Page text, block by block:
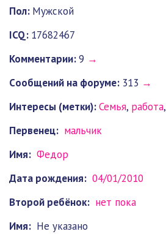
Пол: Мужской
ICQ: 17682467
Комментарии:9 →
Cообщений на форуме: 313 →
Интересы (метки):Семья, работа,
Первенец: мальчик
Имя: Федор
Дата рождения: 04/01/2010
Второй ребёнок: нет пока
Имя: Не указано